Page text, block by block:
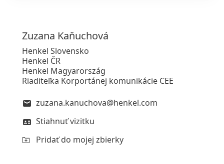
Zuzana Kaňuchová
Henkel Slovensko
Henkel ČR
Henkel Magyarország
Riaditeľka Korportánej komunikácie CEE
zuzana.kanuchova@henkel.com
Stiahnuť vizitku
Pridať do mojej zbierky